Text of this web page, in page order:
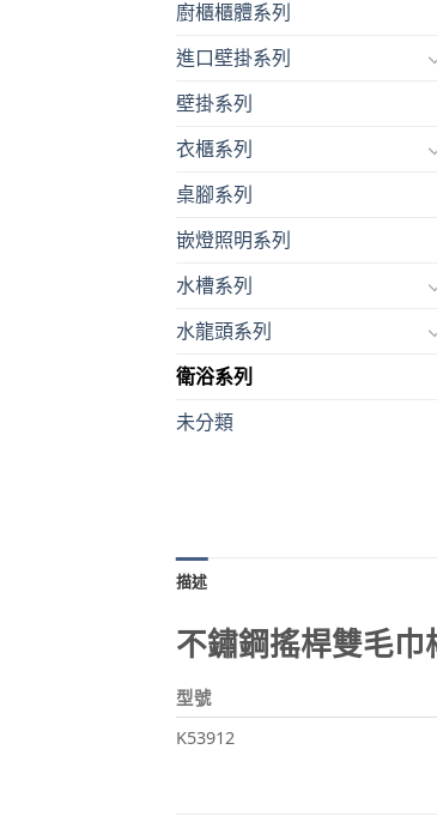
廚櫃櫃體系列
進口壁掛系列
壁掛系列
衣櫃系列
桌腳系列
嵌燈照明系列
水槽系列
水龍頭系列
衛浴系列
未分類
描述
不鏽鋼搖桿雙毛巾
型號
K53912